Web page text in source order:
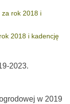
za rok 2018 i
2018 i kadencję
2023.
w 2019